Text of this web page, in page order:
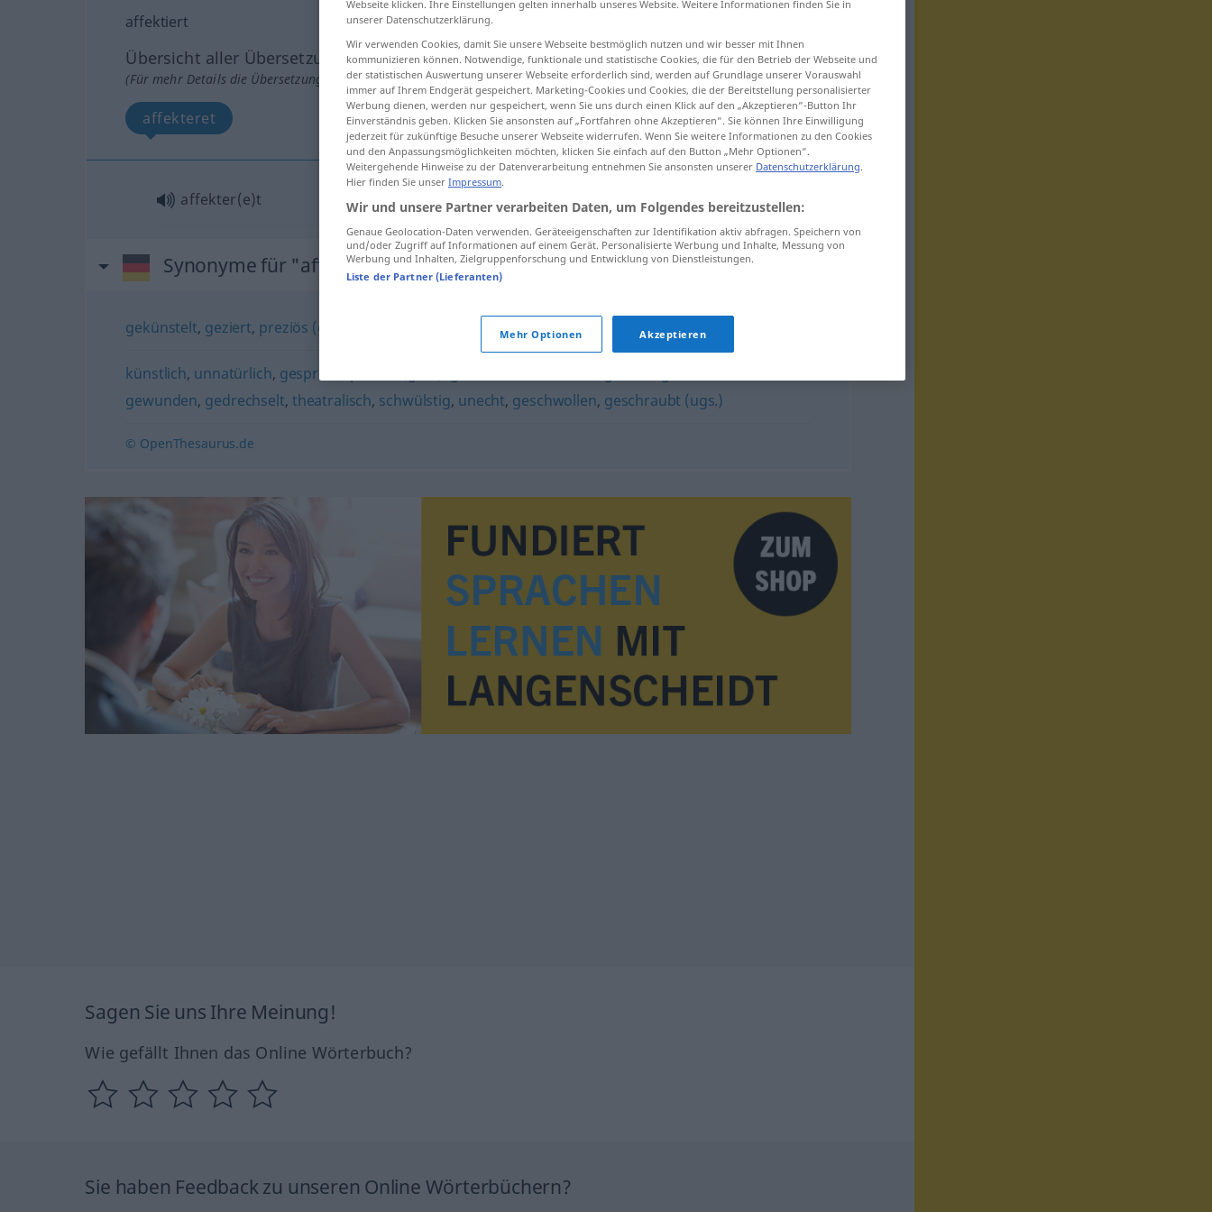
affektiert
Übersicht aller Übersetzungen
(Für mehr Details die Übersetzung anklicken/antippen)
affekteret
affekter(e)t affektiert
Synonyme für "affektiert"
gekünstelt, geziert, preziös (geh.)
künstlich, unnatürlich, gespreizt
gewunden, gedrechselt, theatralisch, schwülstig, unecht, geschwollen, geschraubt (ugs.)
© OpenThesaurus.de
Sagen Sie uns Ihre Meinung!
Wie gefällt Ihnen das Online Wörterbuch?
Sie haben Feedback zu unseren Online Wörterbüchern?
Webseite klicken. Ihre Einstellungen gelten innerhalb unseres Website. Weitere Informationen finden Sie in
unserer Datenschutzerklärung.
Wir verwenden Cookies, damit Sie unsere Webseite bestmöglich nutzen und wir besser mit Ihnen
kommunizieren können. Notwendige, funktionale und statistische Cookies, die für den Betrieb der Webseite und
der statistischen Auswertung unserer Webseite erforderlich sind, werden auf Grundlage unserer Vorauswahl
immer auf Ihrem Endgerät gespeichert. Marketing-Cookies und Cookies, die der Bereitstellung personalisierter
Werbung dienen, werden nur gespeichert, wenn Sie uns durch einen Klick auf den „Akzeptieren“-Button Ihr
Einverständnis geben. Klicken Sie ansonsten auf „Fortfahren ohne Akzeptieren“. Sie können Ihre Einwilligung
jederzeit für zukünftige Besuche unserer Webseite widerrufen. Wenn Sie weitere Informationen zu den Cookies
und den Anpassungsmöglichkeiten möchten, klicken Sie einfach auf den Button „Mehr Optionen“.
Weitergehende Hinweise zu der Datenverarbeitung entnehmen Sie ansonsten unserer Datenschutzerklärung.
Hier finden Sie unser Impressum.
Wir und unsere Partner verarbeiten Daten, um Folgendes bereitzustellen:
Genaue Geolocation-Daten verwenden. Geräteeigenschaften zur Identifikation aktiv abfragen. Speichern von
und/oder Zugriff auf Informationen auf einem Gerät. Personalisierte Werbung und Inhalte, Messung von
Werbung und Inhalten, Zielgruppenforschung und Entwicklung von Dienstleistungen.
Liste der Partner (Lieferanten)
Mehr Optionen Akzeptieren